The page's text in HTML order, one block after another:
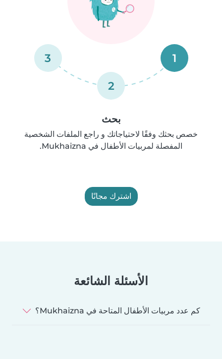
1
2
3
بحث
خصص بحثك وفقًا لاحتياجاتك و راجع الملفات الشخصية
المفصلة لمربيات الأطفال في Mukhaizna.
اشترك مجانًا
الأسئلة الشائعة
كم عدد مربيات الأطفال المتاحة في Mukhaizna؟